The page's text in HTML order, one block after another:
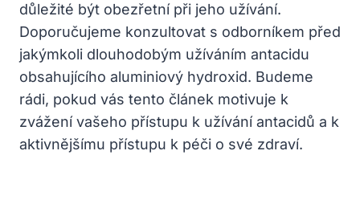
důležité být obezřetní při jeho užívání.
Doporučujeme konzultovat s odborníkem před
jakýmkoli dlouhodobým užíváním antacidu
obsahujícího aluminiový hydroxid. Budeme
rádi, pokud vás tento článek motivuje k
zvážení vašeho přístupu k užívání antacidů a k
aktivnějšímu přístupu k péči o své zdraví.